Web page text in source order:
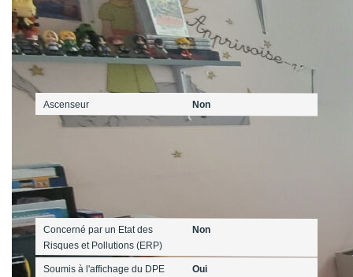
Ascenseur Non
Diagnostics
Concerné par un Etat des
Risques et Pollutions (ERP)
Non
Soumis à l'affichage du DPE Oui